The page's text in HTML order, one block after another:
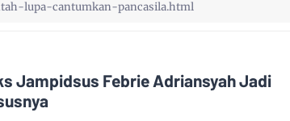
Jampidsus Febrie Adriansyah Jadi